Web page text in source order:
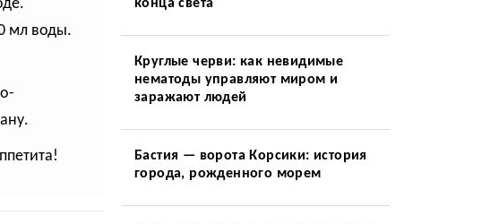
мл воды.
конца света
Круглые черви: как невидимые
нематоды управляют миром и
заражают людей
Бастия — ворота Корсики: история
города, рожденного морем